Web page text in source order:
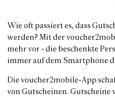
Wie oft passiert es, dass
werden? Mit der
mehr vor - die beschenkte
immer auf dem Smartphone
Die voucher2mobile-App
von Gutscheinen.